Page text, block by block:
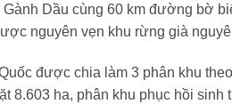
Dầu cùng 60 km đường bờ
nguyên vẹn khu rừng già
được chia làm 3 phân khu
8.603 ha, phân khu phục hồi